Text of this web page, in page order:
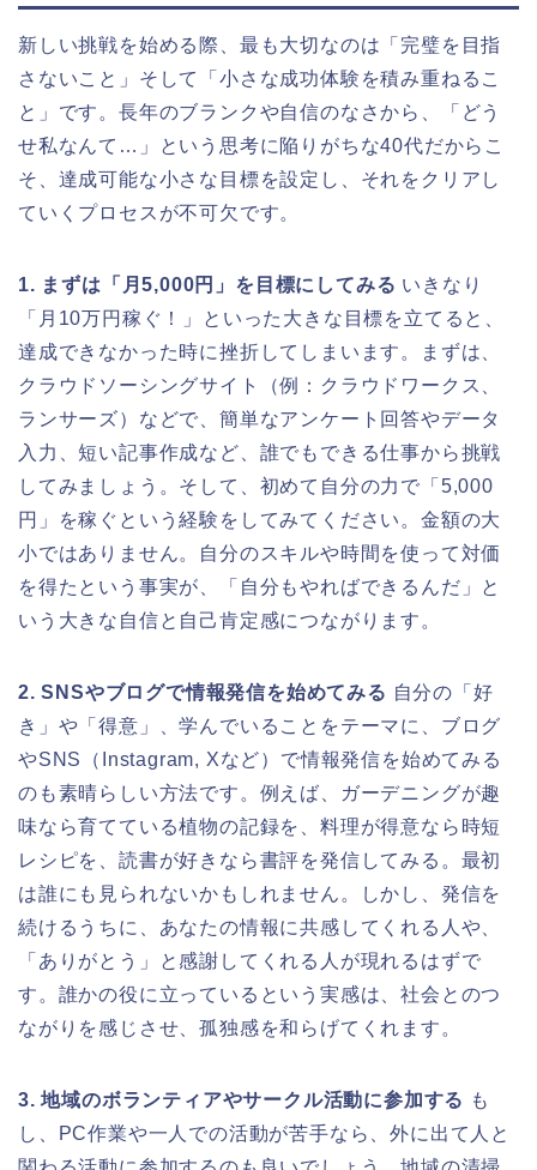
新しい挑戦を始める際、最も大切なのは「完璧を目指
さないこと」そして「小さな成功体験を積み重ねるこ
と」です。長年のブランクや自信のなさから、「どう
せ私なんて…」という思考に陥りがちな40代だからこ
そ、達成可能な小さな目標を設定し、それをクリアし
ていくプロセスが不可欠です。
1. まずは「月5,000円」を目標にしてみる いきなり
「月10万円稼ぐ！」といった大きな目標を立てると、
達成できなかった時に挫折してしまいます。まずは、
クラウドソーシングサイト（例：クラウドワークス、
ランサーズ）などで、簡単なアンケート回答やデータ
入力、短い記事作成など、誰でもできる仕事から挑戦
してみましょう。そして、初めて自分の力で「5,000
円」を稼ぐという経験をしてみてください。金額の大
小ではありません。自分のスキルや時間を使って対価
を得たという事実が、「自分もやればできるんだ」と
いう大きな自信と自己肯定感につながります。
2. SNSやブログで情報発信を始めてみる 自分の「好
き」や「得意」、学んでいることをテーマに、ブログ
やSNS（Instagram, Xなど）で情報発信を始めてみる
のも素晴らしい方法です。例えば、ガーデニングが趣
味なら育てている植物の記録を、料理が得意なら時短
レシピを、読書が好きなら書評を発信してみる。最初
は誰にも見られないかもしれません。しかし、発信を
続けるうちに、あなたの情報に共感してくれる人や、
「ありがとう」と感謝してくれる人が現れるはずで
す。誰かの役に立っているという実感は、社会とのつ
ながりを感じさせ、孤独感を和らげてくれます。
3. 地域のボランティアやサークル活動に参加する も
し、PC作業や一人での活動が苦手なら、外に出て人と